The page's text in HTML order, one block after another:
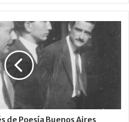
de Poesía Buenos Aires